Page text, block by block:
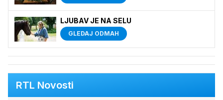
LJUBAV JE NA SELU
GLEDAJ ODMAH
RTL Novosti